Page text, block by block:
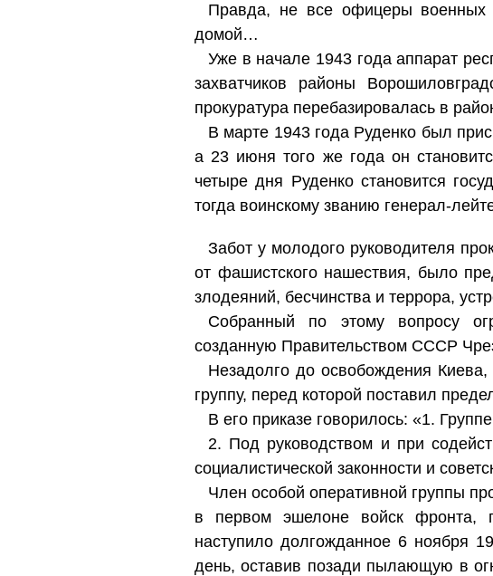
Правда, не все офицеры военных
домой…
Уже в начале 1943 года аппарат
захватчиков районы
прокуратура перебазировалась в
В марте 1943 года Руденко был
а 23 июня того же года он
четыре дня Руденко становится
тогда воинскому званию генерал-
Забот у молодого руководителя
от фашистского нашествия, было
злодеяний, бесчинства и террора,
Собранный по этому вопросу
созданную Правительством СССР
Незадолго до освобождения
группу, перед которой поставил
В его приказе говорилось: «1.
2. Под руководством и при
социалистической законности и
Член особой оперативной группы
в первом эшелоне войск фронта,
наступило долгожданное 6 ноября
день, оставив позади пылающую в